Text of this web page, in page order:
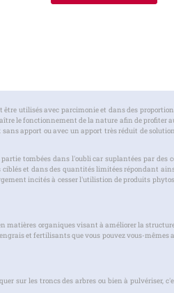
utilisés avec parcimonie et dans des
le fonctionnement de la nature afin de profiter
apport ou avec un apport très réduit de
tombées dans l'oubli car suplantées par des
et dans des quantités limitées répondant
incités à cesser l'utilistion de produits
organiques visant à améliorer la
et fertilisants que vous pouvez vous-mêmes
sur les troncs des arbres ou bien à pulvériser,